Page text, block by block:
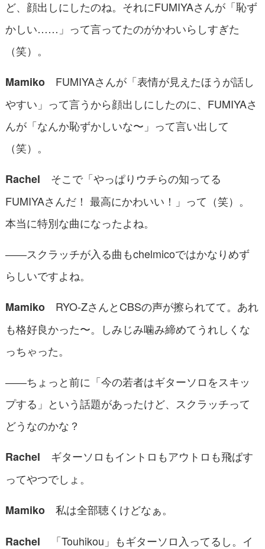
ど、顔出しにしたのね。それにFUMIYAさんが「恥ず
かしい……」って言ってたのがかわいらしすぎた
（笑）。
MamikoFUMIYAさんが「表情が見えたほうが話し
やすい」って言うから顔出しにしたのに、FUMIYAさ
んが「なんか恥ずかしいな〜」って言い出して
（笑）。
Rachel そこで「やっぱりウチらの知ってる
FUMIYAさんだ！ 最高にかわいい！」って（笑）。
本当に特別な曲になったよね。
――スクラッチが入る曲もchelmicoではかなりめず
らしいですよね。
MamikoRYO-ZさんとCBSの声が擦られてて。あれ
も格好良かった〜。しみじみ噛み締めてうれしくな
っちゃった。
――ちょっと前に「今の若者はギターソロをスキッ
プする」という話題があったけど、スクラッチって
どうなのかな？
Rachel ギターソロもイントロもアウトロも飛ばす
ってやつでしょ。
Mamiko私は全部聴くけどなぁ。
Rachel 「Touhikou」もギターソロ入ってるし。イ